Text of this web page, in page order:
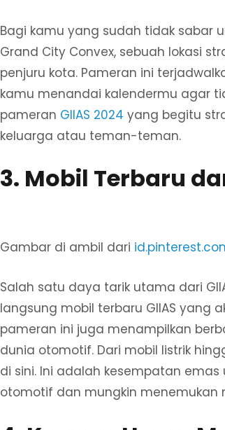
Bagi kamu yang sudah tidak sabar
Grand City Convex, sebuah lokasi
penjuru kota. Pameran ini
kamu menandai kalendermu agar
pameran GIIAS 2024 yang begitu
keluarga atau teman-teman.
3. Mobil Terbaru
Gambar di ambil dari
Salah satu daya tarik utama dari
langsung mobil terbaru GIIAS yang
pameran ini juga menampilkan
dunia otomotif. Dari mobil listrik
di sini. Ini adalah kesempatan
otomotif dan mungkin menemukan